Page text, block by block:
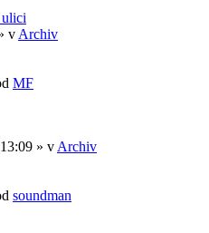
v Archiv
MF
» v Archiv
soundman